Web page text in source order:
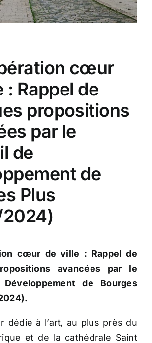
cœur
: Rappel de
propositions
par le
de
de
Plus
cœur de ville : Rappel de
avancées par le
de Bourges
dédié à l’art, au plus près du
et de la cathédrale Saint